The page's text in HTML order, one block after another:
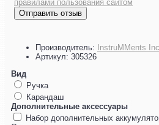
правилами пользования сайтом
Отправить отзыв
Производитель: InstruMMents Inc.
Артикул: 305326
Вид
Ручка
Карандаш
Дополнительные аксессуары
Набор дополнительных